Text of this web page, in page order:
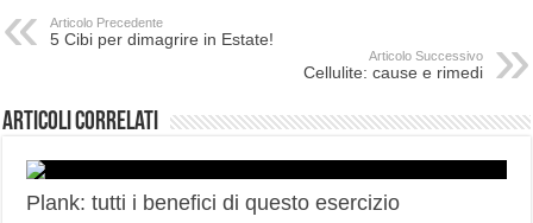
Articolo Precedente
5 Cibi per dimagrire in Estate!
Articolo Successivo
Cellulite: cause e rimedi
Articoli correlati
Plank: tutti i benefici di questo esercizio